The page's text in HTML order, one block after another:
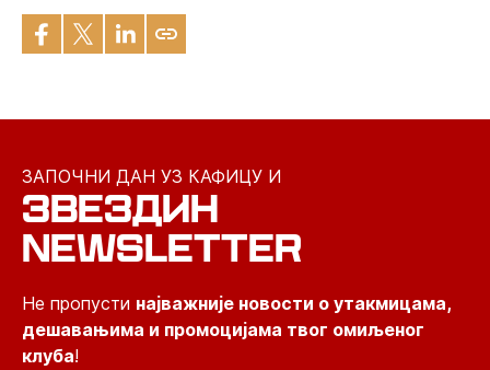
ЗАПОЧНИ ДАН УЗ КАФИЦУ И
ЗВЕЗДИН
NEWSLETTER
Не пропусти најважније новости о утакмицама,
дешавањима и промоцијама твог омиљеног
клуба!